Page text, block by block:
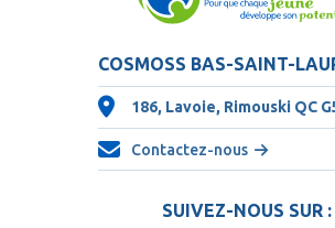
COSMOSS BAS-SAINT-
186, Lavoie, Rimouski QC
Contactez-nous
SUIVEZ-NOUS SUR :